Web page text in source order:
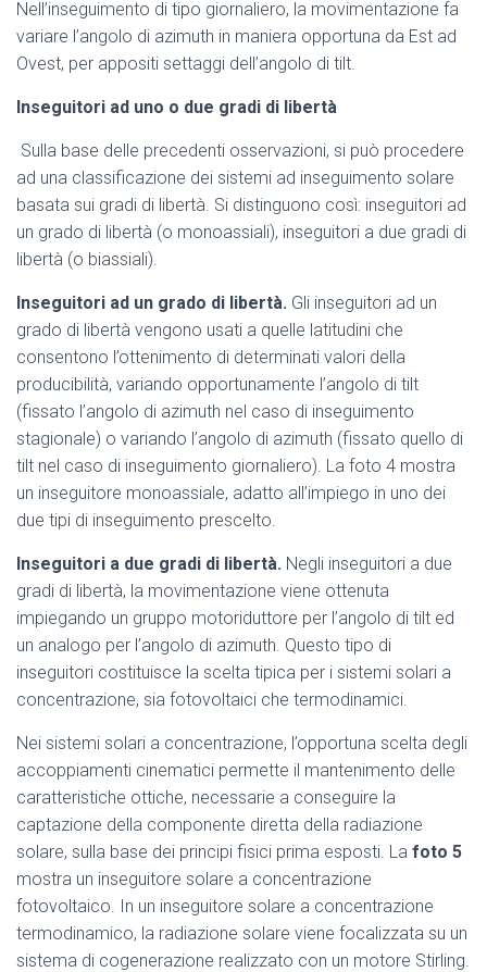
Nell’inseguimento di tipo giornaliero, la movimentazione fa
variare l’angolo di azimuth in maniera opportuna da Est ad
Ovest, per appositi settaggi dell’angolo di tilt.
Inseguitori ad uno o due gradi di libertà
Sulla base delle precedenti osservazioni, si può procedere
ad una classificazione dei sistemi ad inseguimento solare
basata sui gradi di libertà. Si distinguono così: inseguitori ad
un grado di libertà (o monoassiali), inseguitori a due gradi di
libertà (o biassiali).
Inseguitori ad un grado di libertà. Gli inseguitori ad un
grado di libertà vengono usati a quelle latitudini che
consentono l’ottenimento di determinati valori della
producibilità, variando opportunamente l’angolo di tilt
(fissato l’angolo di azimuth nel caso di inseguimento
stagionale) o variando l’angolo di azimuth (fissato quello di
tilt nel caso di inseguimento giornaliero). La foto 4 mostra
un inseguitore monoassiale, adatto all’impiego in uno dei
due tipi di inseguimento prescelto.
Inseguitori a due gradi di libertà. Negli inseguitori a due
gradi di libertà, la movimentazione viene ottenuta
impiegando un gruppo motoriduttore per l’angolo di tilt ed
un analogo per l’angolo di azimuth. Questo tipo di
inseguitori costituisce la scelta tipica per i sistemi solari a
concentrazione, sia fotovoltaici che termodinamici.
Nei sistemi solari a concentrazione, l’opportuna scelta degli
accoppiamenti cinematici permette il mantenimento delle
caratteristiche ottiche, necessarie a conseguire la
captazione della componente diretta della radiazione
solare, sulla base dei principi fisici prima esposti. La foto 5
mostra un inseguitore solare a concentrazione
fotovoltaico. In un inseguitore solare a concentrazione
termodinamico, la radiazione solare viene focalizzata su un
sistema di cogenerazione realizzato con un motore Stirling.